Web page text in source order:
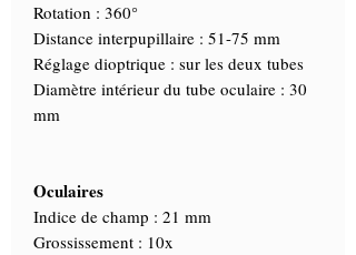
Rotation : 360°
Distance interpupillaire : 51-75 mm
Réglage dioptrique : sur les deux tubes
Diamètre intérieur du tube oculaire : 30
mm
Oculaires
Indice de champ : 21 mm
Grossissement : 10x